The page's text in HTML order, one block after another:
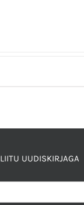
LIITU UUDISKIRJAGA